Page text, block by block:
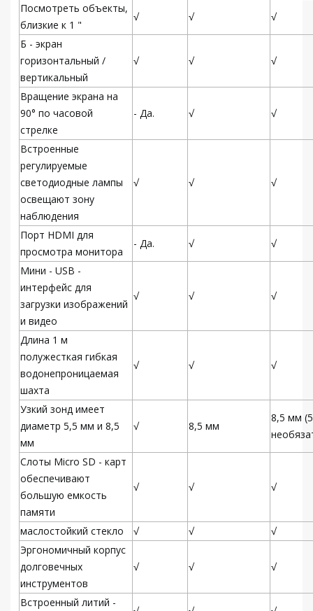
Посмотреть объекты,
близкие к 1 "
√ √ √
Б - экран
горизонтальный /
вертикальный
√ √ √
Вращение экрана на
90° по часовой
стрелке
- Да. √ √
Встроенные
регулируемые
светодиодные лампы
освещают зону
наблюдения
√ √ √
Порт HDMI для
просмотра монитора
- Да. √ √
Мини - USB -
интерфейс для
загрузки изображений
и видео
√ √ √
Длина 1 м
полужесткая гибкая
водонепроницаемая
шахта
√ √ √
Узкий зонд имеет
диаметр 5,5 мм и 8,5
мм
√ 8,5 мм
8,5 мм
Слоты Micro SD - карт
обеспечивают
большую емкость
памяти
√ √ √
маслостойкий стекло √ √
√
Эргономичный корпус
долговечных
инструментов
√ √ √
Встроенный литий -